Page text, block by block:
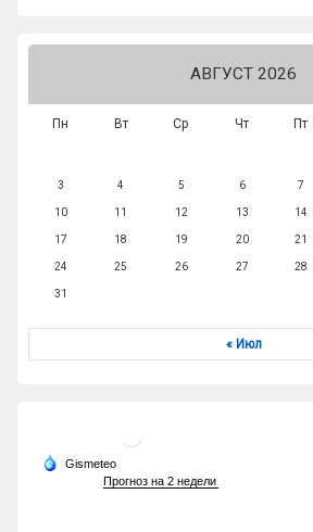
АВГУСТ 2026
Пн Вт Ср Чт Пт
3 4 5 6 7
10 11 12 13 14
17 18 19 20 21
24 25 26 27 28
31
« Июл